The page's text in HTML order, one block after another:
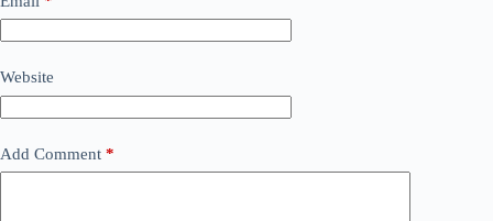
Website
Add Comment *